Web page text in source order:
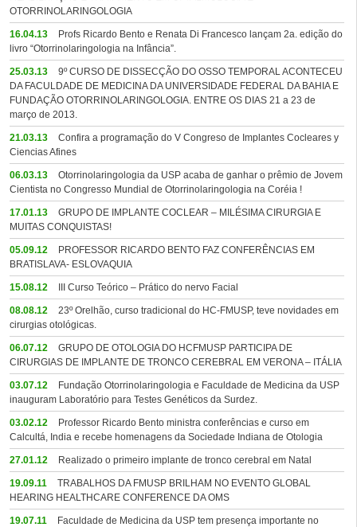
OTORRINOLARINGOLOGIA
16.04.13
Profs Ricardo Bento e Renata Di Francesco lançam 2a. edição do
livro “Otorrinolaringologia na Infância”.
25.03.13
9º CURSO DE DISSECÇÃO DO OSSO TEMPORAL ACONTECEU
DA FACULDADE DE MEDICINA DA UNIVERSIDADE FEDERAL DA BAHIA E
FUNDAÇÃO OTORRINOLARINGOLOGIA. ENTRE OS DIAS 21 a 23 de
março de 2013.
21.03.13
Confira a programação do V Congreso de Implantes Cocleares y
Ciencias Afines
06.03.13
Otorrinolaringologia da USP acaba de ganhar o prêmio de Jovem
Cientista no Congresso Mundial de Otorrinolaringologia na Coréia !
17.01.13
GRUPO DE IMPLANTE COCLEAR – MILÉSIMA CIRURGIA E
MUITAS CONQUISTAS!
05.09.12
PROFESSOR RICARDO BENTO FAZ CONFERÊNCIAS EM
BRATISLAVA- ESLOVAQUIA
15.08.12 III Curso Teórico – Prático do nervo Facial
08.08.12
23º Orelhão, curso tradicional do HC-FMUSP, teve novidades em
cirurgias otológicas.
06.07.12
GRUPO DE OTOLOGIA DO HCFMUSP PARTICIPA DE
CIRURGIAS DE IMPLANTE DE TRONCO CEREBRAL EM VERONA – ITÁLIA
03.07.12
Fundação Otorrinolaringologia e Faculdade de Medicina da USP
inauguram Laboratório para Testes Genéticos da Surdez.
03.02.12
Professor Ricardo Bento ministra conferências e curso em
Calcultá, India e recebe homenagens da Sociedade Indiana de Otologia
27.01.12 Realizado o primeiro implante de tronco cerebral em Natal
19.09.11
TRABALHOS DA FMUSP BRILHAM NO EVENTO GLOBAL
HEARING HEALTHCARE CONFERENCE DA OMS
19.07.11
Faculdade de Medicina da USP tem presença importante no